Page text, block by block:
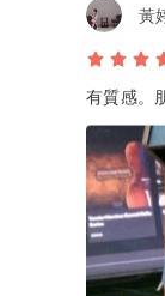
【售後服
因商品內
使用後不
拼圖音響
以及其他
相關資訊
＝＝＝＝
【產品規
• 尺寸：
黃
有質感。